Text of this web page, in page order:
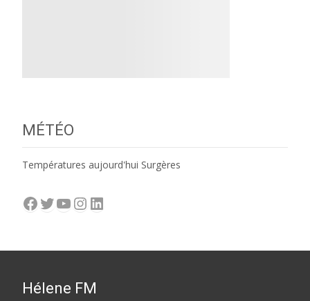
MÉTÉO
Températures aujourd'hui Surgères
Facebook
Twitter
YouTube
Instagram
LinkedIn
Hélene FM